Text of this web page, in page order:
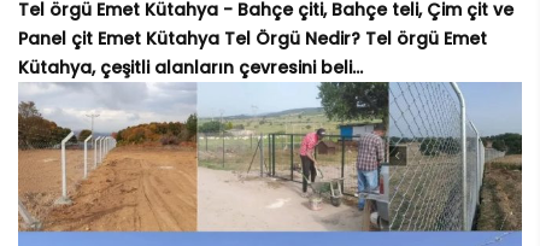
Tel örgü Emet Kütahya - Bahçe çiti, Bahçe teli, Çim çit ve
Panel çit Emet Kütahya Tel Örgü Nedir? Tel örgü Emet
Kütahya, çeşitli alanların çevresini beli...